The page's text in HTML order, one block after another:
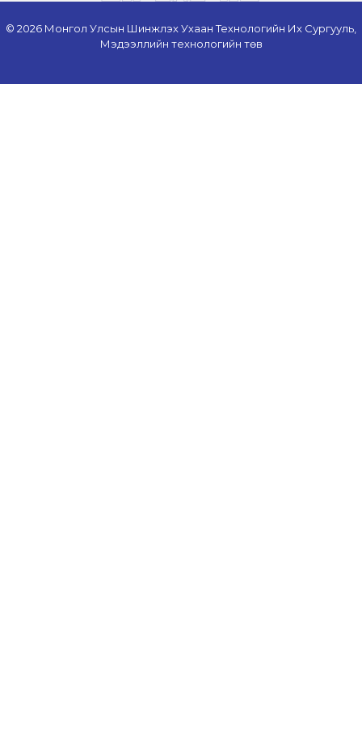
© 2026 Монгол Улсын Шинжлэх Ухаан Технологийн Их Сургууль,
Мэдээллийн технологийн төв